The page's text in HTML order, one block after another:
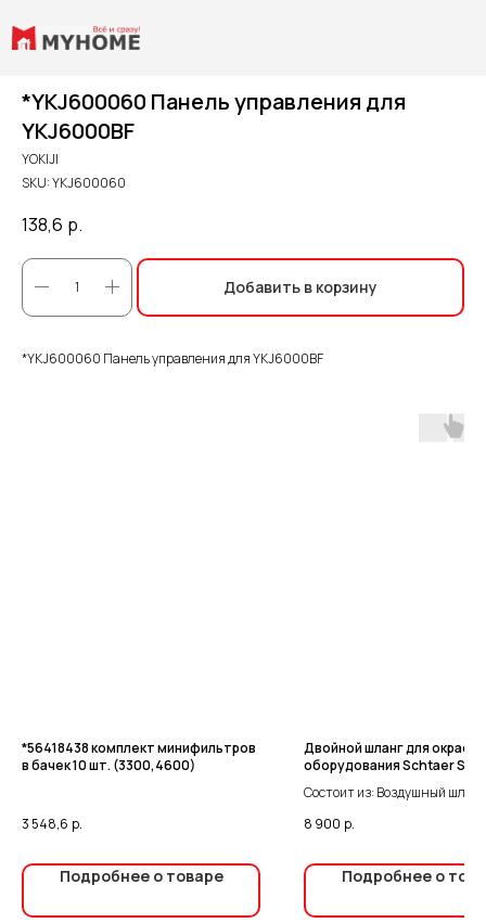
*YKJ600060 Панель управления для
YKJ6000BF
YOKIJI
SKU:YKJ600060
138,6 р.
Добавить в корзину
*YKJ600060 Панель управления для YKJ6000BF
*56418438 комплект минифильтров
в бачек 10 шт. (3300,4600)
3 548,6 р.
Подробнее о товаре
Двойной шланг для
оборудования Schtaer
Состоит из: Воздушный
NPSM (F) Материальный
фиттинг 3/8" NPSM (F)
8 900 р.
Подробнее о